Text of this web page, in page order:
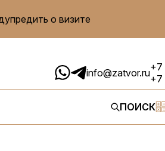
о визите
info@zatvor.ru+7
+7
ПОИСК